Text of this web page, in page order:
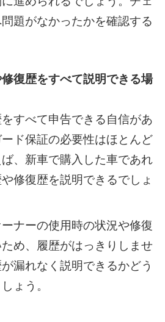
題がなかったかを確認する
復歴をすべて説明できる場
すべて申告できる自信があ
ド保証の必要性はほとんど
、新車で購入した車であれ
修復歴を説明できるでしょ
ナーの使用時の状況や修復
め、履歴がはっきりしませ
漏れなく説明できるかどう
ょう。